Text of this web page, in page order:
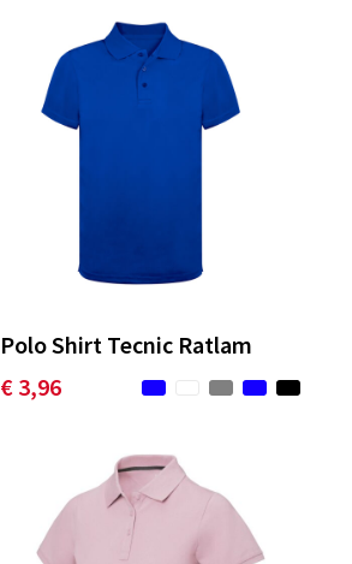
Polo Shirt Tecnic Ratlam
€ 3,96